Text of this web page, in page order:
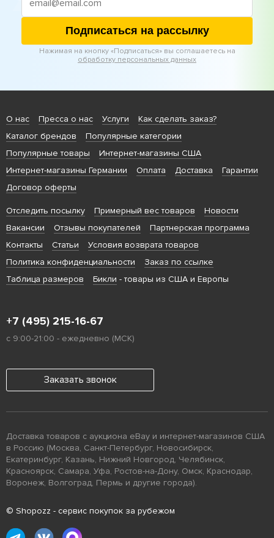
Подписаться на рассылку
Нажимая на кнопку «Подписаться» вы соглашаетесь на
обработку персональных данных
О нас Пресса о нас Услуги
Как сделать заказ?
Каталог брендов
Популярные категории
Популярные товары
Интернет-магазины США
Интернет-магазины Германии
Оплата Доставка
Гарантии
Договор оферты
Отследить посылку Примерный вес товаров
Новости
Вакансии
Отзывы покупателей
Партнерская программа
Контакты
Статьи
Условия возврата товаров
Политика конфиденциальности
Заказ по ссылке
Таблица размеров
Бикли - товары из США и Европы
+7 (495) 215-16-67
с 9:00-21:00 - ежедневно (МСК)
Заказать звонок
Доставка товаров с аукциона eBay и интернет-магазинов США
в Россию (Москва, Санкт-Петербург, Новосибирск,
Екатеринбург, Казань, Нижний Новгород, Челябинск,
Красноярск, Самара, Уфа, Ростов-на-Дону, Омск, Краснодар,
Воронеж, Волгоград, Пермь и другие города).
© Shopozz - сервис покупок за рубежом